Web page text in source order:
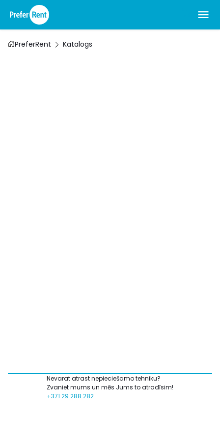
PreferRent Katalogs
Nevarat atrast nepieciešamo tehniku?
Zvaniet mums un mēs Jums to atradīsim!
+371 29 288 282